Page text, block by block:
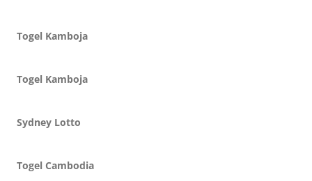
Togel Kamboja
Togel Kamboja
Sydney Lotto
Togel Cambodia